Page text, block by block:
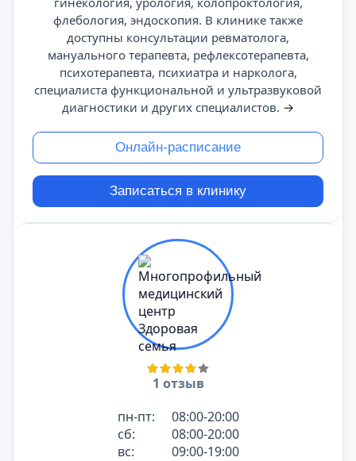
флебология, эндоскопия. В клинике также
доступны консультации ревматолога,
мануального терапевта, рефлексотерапевта,
психотерапевта, психиатра и нарколога,
специалиста функциональной и ультразвуковой
диагностики и других специалистов. →
Онлайн-расписание
Записаться в клинику
1 отзыв
пн-пт:
08:00-20:00
сб:
08:00-20:00
вс:
09:00-19:00